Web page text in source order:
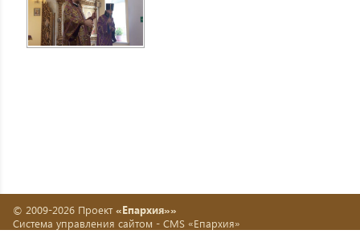
© 2009-2026 Проект «Епархия»»
Система управления сайтом - CMS «Епархия»